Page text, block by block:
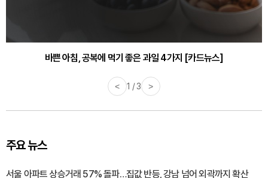
바쁜 아침, 공복에 먹기 좋은 과일 4가지 [카드뉴스]
< 1 / 3 >
주요 뉴스
서울 아파트 상승거래 57% 돌파…집값 반등, 강남 넘어 외곽까지 확산